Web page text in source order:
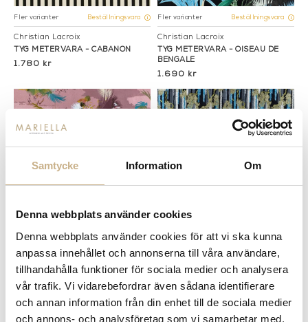
Samtycke Information Om
Denna webbplats använder cookies
Denna webbplats använder cookies för att vi ska kunna
anpassa innehållet och annonserna till våra användare,
tillhandahålla funktioner för sociala medier och analysera
vår trafik. Vi vidarebefordrar även sådana identifierare
och annan information från din enhet till de sociala medier
och annons- och analysföretag som vi samarbetar med.
Fler varianter Beställningsvara
Christian Lacroix
TYG METERVARA - CABANON
1.780 kr
Fler varianter Beställningsvara
Christian Lacroix
TYG METERVARA - OISEAU DE
BENGALE
1.690 kr
Fler varianter Beställningsvara
Christian Lacroix
TYG METERVARA - OISEAU FLEUR
BOURGEON
Fler varianter Beställningsvara
Christian Lacroix
TYG METERVARA - WISTERIA